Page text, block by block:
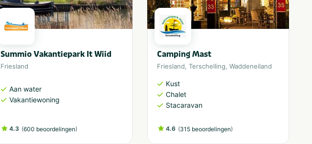
Summio Vakantiepark It Wiid
Friesland
Aan water
Vakantiewoning
4.3 (600 beoordelingen)
Camping Mast
Friesland, Terschelling, Waddeneiland
Kust
Chalet
Stacaravan
4.6 (315 beoordelingen)